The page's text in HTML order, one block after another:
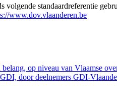
standaardreferentie
www.dov.vlaanderen.be
op niveau van Vlaamse
door deelnemers GDI-